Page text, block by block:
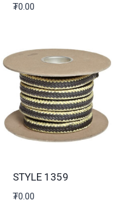
₮0.00
STYLE 1359
₮0.00